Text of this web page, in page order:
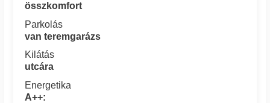
összkomfort
Parkolás
van teremgarázs
Kilátás
utcára
Energetika
A++: